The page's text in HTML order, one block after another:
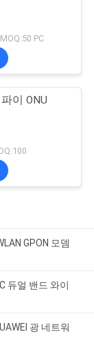
PC
이 ONU
GPON 모뎀
듀얼 밴드 와이
광 네트워